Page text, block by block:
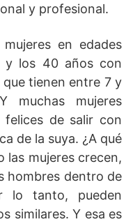
y profesional.
en edades
y los 40 años con
tienen entre 7 y
muchas mujeres
de salir con
de la suya. ¿A qué
las mujeres crecen,
hombres dentro de
lo tanto, pueden
similares. Y esa es